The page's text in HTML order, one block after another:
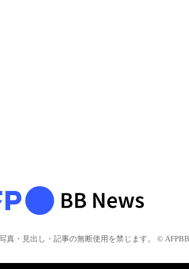
真・見出し・記事の無断使用を禁じます。 © AFPBB